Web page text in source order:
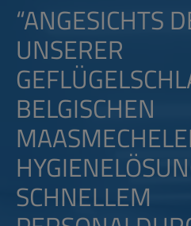
“ANGESICHTS
NSERER G
ELGISCHEN M
CHNELLEM P